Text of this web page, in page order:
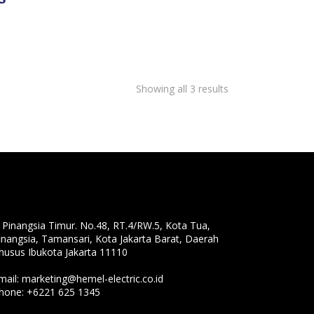
Showing all 3 results
Pinangsia Timur. No.48, RT.4/RW.5, Kota Tua,
Tamansari, Kota Jakarta Barat, Daerah
Ibukota Jakarta 11110
marketing@hemel-electric.co.id
+6221 625 1345